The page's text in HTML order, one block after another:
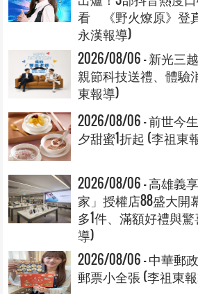
看 《野火燎原》登
永漢報導)
2026/08/06 - 新光三
親節科技送禮、體驗
東報導)
2026/08/06 - 前世今
夕甜蜜1折起 (李祖東
2026/08/06 - 高雄義
家」授權店88盛大開
多1件、滿額好禮與
導)
2026/08/06 - 中華郵
郵票小全張 (李祖東